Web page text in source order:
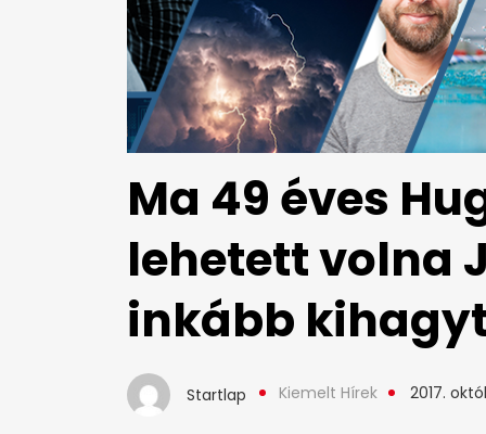
Ma 49 éves
lehetett volna
inkább
Startlap Kiemelt Hírek 2017.